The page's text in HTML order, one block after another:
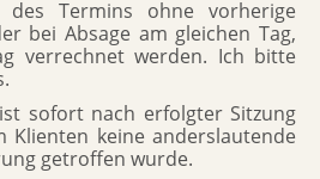
des Termins ohne vorherige
bei Absage am gleichen Tag,
verrechnet werden. Ich bitte
sofort nach erfolgter Sitzung
keine anderslautende
getroffen wurde.